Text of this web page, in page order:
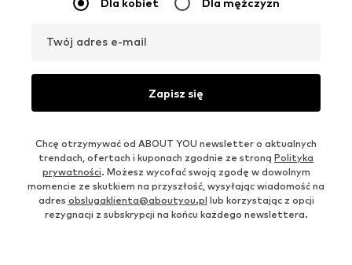
Dla kobiet Dla mężczyzn
Twój adres e-mail
Zapisz się
Chcę otrzymywać od ABOUT YOU newsletter o aktualnych
trendach, ofertach i kuponach zgodnie ze stroną Polityka
prywatności. Możesz wycofać swoją zgodę w dowolnym
momencie ze skutkiem na przyszłość, wysyłając wiadomość na
adres obslugaklienta@aboutyou.pl lub korzystając z opcji
rezygnacji z subskrypcji na końcu każdego newslettera.